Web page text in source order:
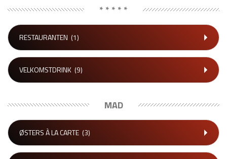
* * * * *
RESTAURANTEN (1)
VELKOMSTDRINK (9)
MAD
ØSTERS À LA CARTE (3)